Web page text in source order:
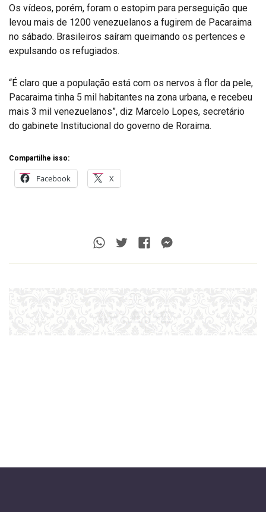
Os vídeos, porém, foram o estopim para perseguição que
levou mais de 1200 venezuelanos a fugirem de Pacaraima
no sábado. Brasileiros saíram queimando os pertences e
expulsando os refugiados.
“É claro que a população está com os nervos à flor da pele,
Pacaraima tinha 5 mil habitantes na zona urbana, e recebeu
mais 3 mil venezuelanos”, diz Marcelo Lopes, secretário
do gabinete Institucional do governo de Roraima.
Compartilhe isso:
Facebook X
Whatsapp
TwitterFacebook